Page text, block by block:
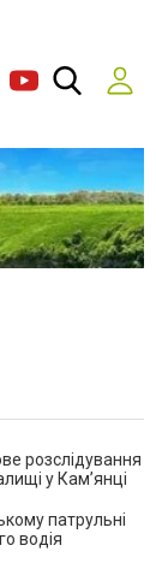
розслідування
у Кам’янці
патрульні
водія